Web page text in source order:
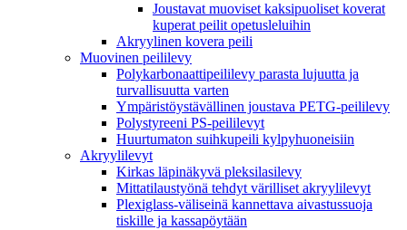
Joustavat muoviset kaksipuoliset koverat
kuperat peilit opetusleluihin
Akryylinen kovera peili
Muovinen peililevy
Polykarbonaattipeililevy parasta lujuutta ja
turvallisuutta varten
Ympäristöystävällinen joustava PETG-peililevy
Polystyreeni PS-peililevyt
Huurtumaton suihkupeili kylpyhuoneisiin
Akryylilevyt
Kirkas läpinäkyvä pleksilasilevy
Mittatilaustyönä tehdyt värilliset akryylilevyt
Plexiglass-väliseinä kannettava aivastussuoja
tiskille ja kassapöytään